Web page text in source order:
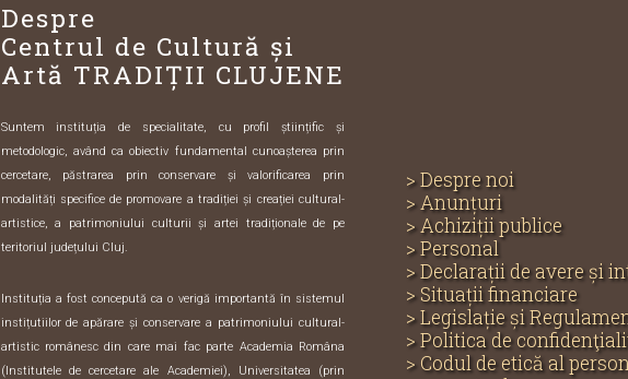
Despre
Centrul de Cultură și
Artă TRADIȚII CLUJENE
Suntem instituția de specialitate, cu profil științific și
metodologic, având ca obiectiv fundamental cunoașterea prin
cercetare, păstrarea prin conservare și valorificarea prin
modalități specifice de promovare a tradiției și creației cultural-
artistice, a patrimoniului culturii și artei tradiționale de pe
teritoriul județului Cluj.
Instituția a fost concepută ca o verigă importantă în sistemul
instițutiilor de apărare și conservare a patrimoniului cultural-
artistic românesc din care mai fac parte Academia Româna
(Institutele de cercetare ale Academiei), Universitatea (prin
> Despre noi
> Anunțuri
> Achiziții publice
> Personal
> Declarații de avere și
> Situații financiare
> Legislație și
> Politica de
> Codul de etică al